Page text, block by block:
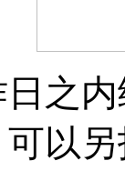
之
以